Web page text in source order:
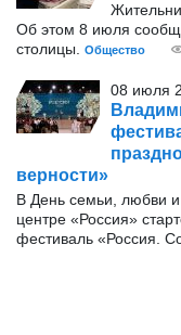
Об этом 8 июля
столицы.
Общество
08 июля
верности»
В День семьи, любви
центре «Россия»
фестиваль «Россия.